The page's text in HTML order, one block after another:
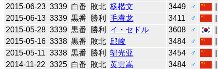
2015-06-23 3339 白番 敗北 杨楷文 3449 ♂
2015-06-13 3339 黒番 勝利 毛睿龙 3411 ♂
2015-05-28 3339 黒番 勝利 イ・セドル 3608 ♂
2015-05-16 3338 黒番 敗北 邱峻 3484 ♂
2015-05-11 3338 黒番 勝利 邬光亚 3454 ♂
2014-11-22 3325 白番 敗北 黄雲嵩 3484 ♂